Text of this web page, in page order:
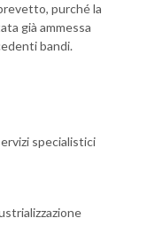
purché la
già ammessa
bandi.
specialistici